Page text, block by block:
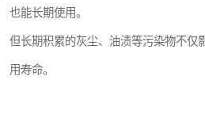
也能长期使用。
但长期积累的灰尘、油渍等污染物不仅
用寿命。